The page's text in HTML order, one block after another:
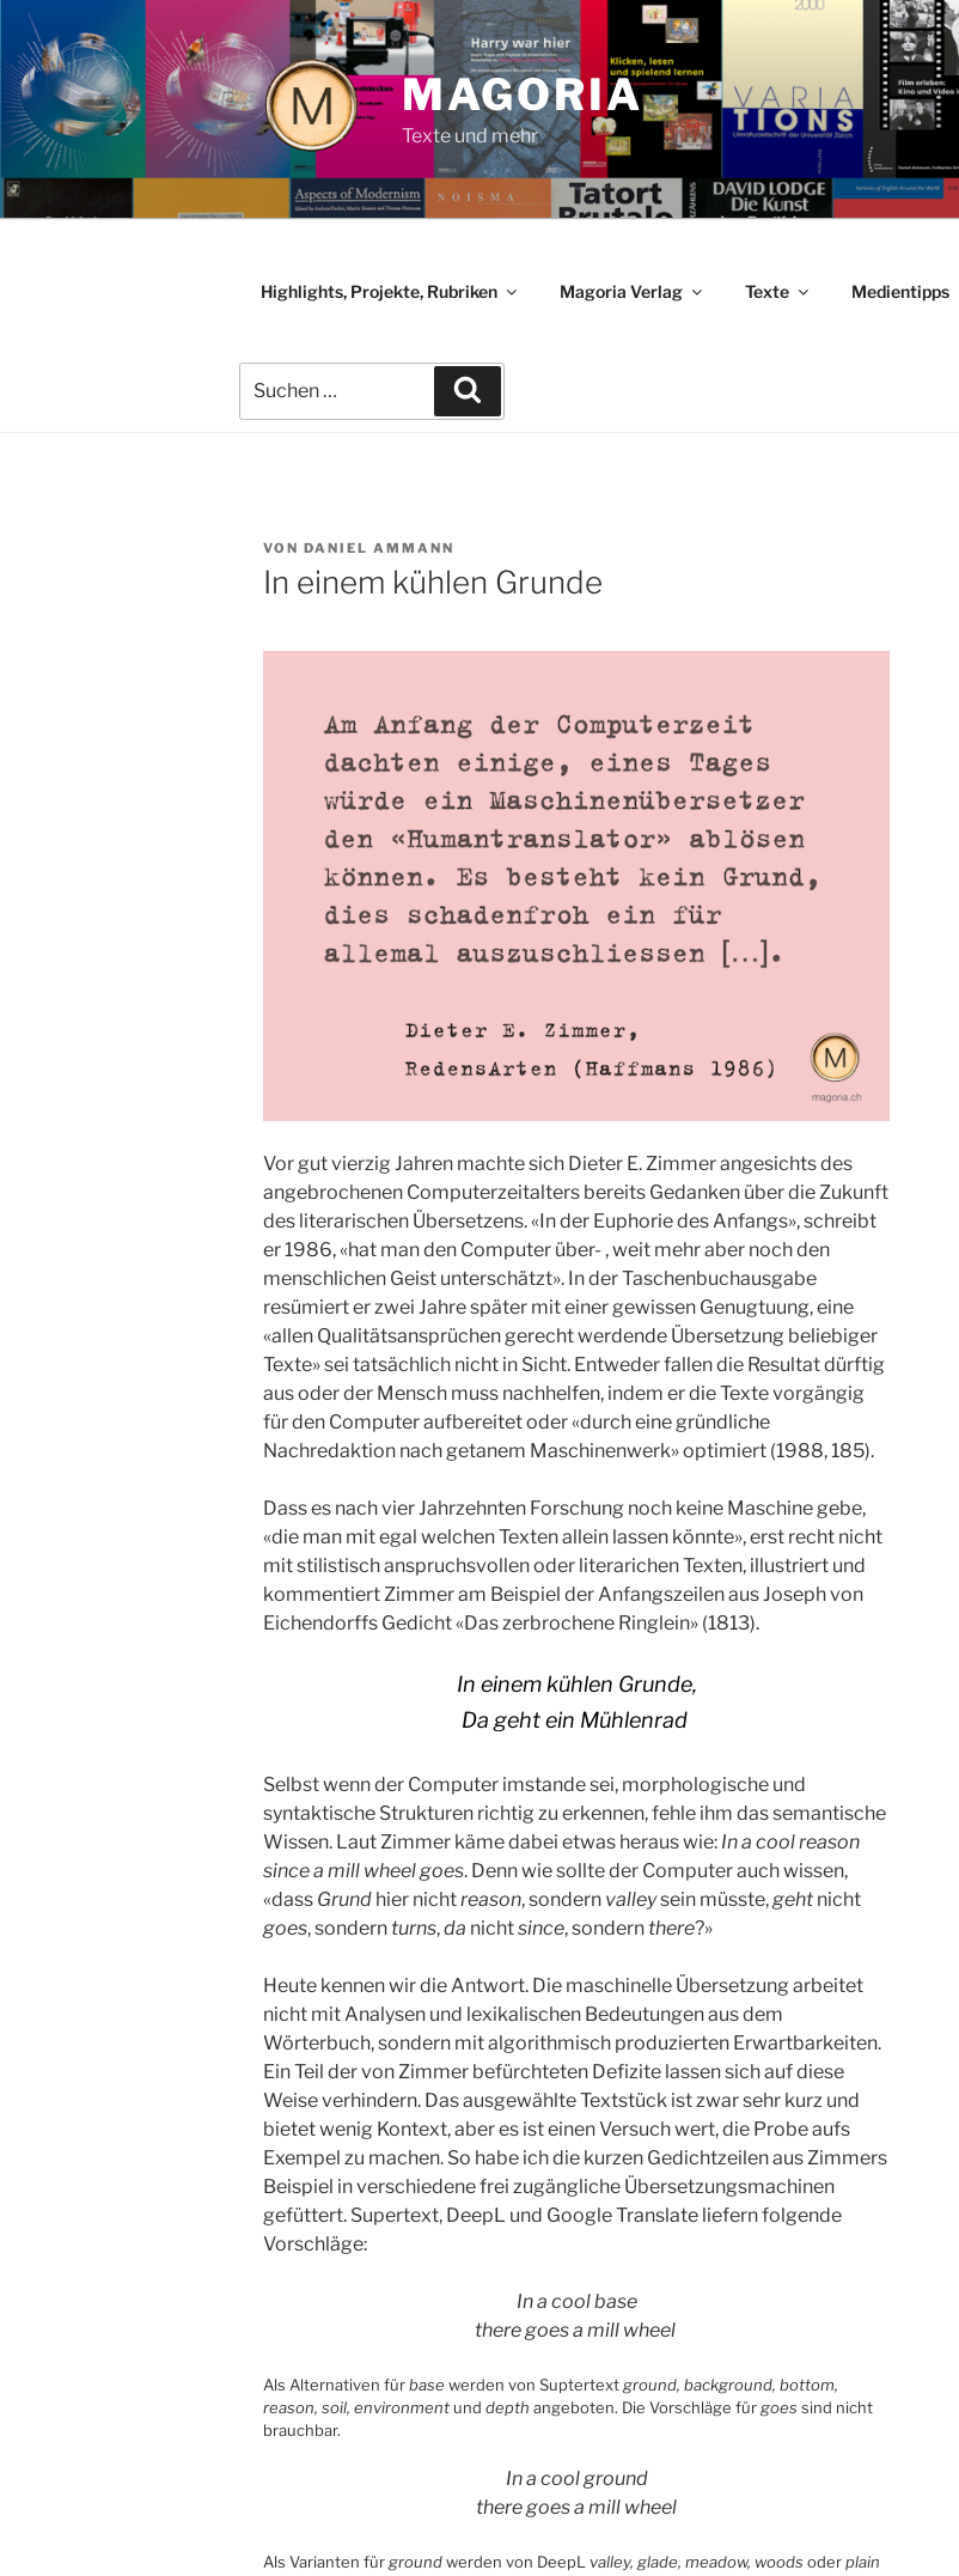
Zum
Inhalt
springen
MAGORIA
Texte und mehr
Highlights, Projekte, Rubriken Magoria Verlag Texte Medientipps
nach:
VERÖFFENTLICHT
AM
VON DANIEL AMMANN
In einem kühlen Grunde
Vor gut vierzig Jahren machte sich Dieter E. Zimmer angesichts des
angebrochenen Computerzeitalters bereits Gedanken über die Zukunft
des literarischen Übersetzens. «In der Euphorie des Anfangs», schreibt
er 1986, «hat man den Computer über- , weit mehr aber noch den
menschlichen Geist unterschätzt». In der Taschenbuchausgabe
resümiert er zwei Jahre später mit einer gewissen Genugtuung, eine
«allen Qualitätsansprüchen gerecht werdende Übersetzung beliebiger
Texte» sei tatsächlich nicht in Sicht. Entweder fallen die Resultat dürftig
aus oder der Mensch muss nachhelfen, indem er die Texte vorgängig
für den Computer aufbereitet oder «durch eine gründliche
Nachredaktion nach getanem Maschinenwerk» optimiert (1988, 185).
Dass es nach vier Jahrzehnten Forschung noch keine Maschine gebe,
«die man mit egal welchen Texten allein lassen könnte», erst recht nicht
mit stilistisch anspruchsvollen oder literarichen Texten, illustriert und
kommentiert Zimmer am Beispiel der Anfangszeilen aus Joseph von
Eichendorffs Gedicht «Das zerbrochene Ringlein» (1813).
In einem kühlen Grunde,
Da geht ein Mühlenrad
Selbst wenn der Computer imstande sei, morphologische und
syntaktische Strukturen richtig zu erkennen, fehle ihm das semantische
Wissen. Laut Zimmer käme dabei etwas heraus wie: In a cool reason
since a mill wheel goes. Denn wie sollte der Computer auch wissen,
«dass Grund hier nichtreason, sondern valleysein müsste,geht nicht
goes, sondern turns,da nichtsince, sondern there?»
Heute kennen wir die Antwort. Die maschinelle Übersetzung arbeitet
nicht mit Analysen und lexikalischen Bedeutungen aus dem
Wörterbuch, sondern mit algorithmisch produzierten Erwartbarkeiten.
Ein Teil der von Zimmer befürchteten Defizite lassen sich auf diese
Weise verhindern. Das ausgewählte Textstück ist zwar sehr kurz und
bietet wenig Kontext, aber es ist einen Versuch wert, die Probe aufs
Exempel zu machen. So habe ich die kurzen Gedichtzeilen aus Zimmers
Beispiel in verschiedene frei zugängliche Übersetzungsmachinen
gefüttert. Supertext, DeepL und Google Translate liefern folgende
Vorschläge:
In a cool base
there goes a mill wheel
Als Alternativen fürbase werden von Suptertextground, background, bottom,
reason, soil, environment und depth angeboten. Die Vorschläge fürgoes sind nicht
brauchbar.
In a cool ground
there goes a mill wheel
Als Varianten fürgroundwerden von DeepL valley, glade, meadow, woods oderplain